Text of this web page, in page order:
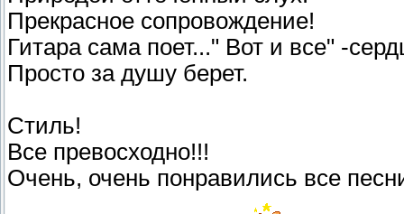
Прекрасное сопровождение!
Гитара сама поет..." Вот и все" -
Просто за душу берет.
Стиль!
Все превосходно!!!
Очень, очень понравились все